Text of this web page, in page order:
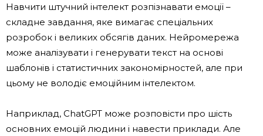
Навчити штучний інтелект розпізнавати емоції –
складне завдання, яке вимагає спеціальних
розробок і великих обсягів даних. Нейромережа
може аналізувати і генерувати текст на основі
шаблонів і статистичних закономірностей, але при
цьому не володіє емоційним інтелектом.
Наприклад, ChatGPT може розповісти про шість
основних емоцій людини і навести приклади. Але